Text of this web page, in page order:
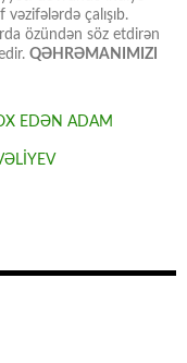
çalışıb.
özündən söz etdirən
QƏHRƏMANIMIZI
EDƏN ADAM